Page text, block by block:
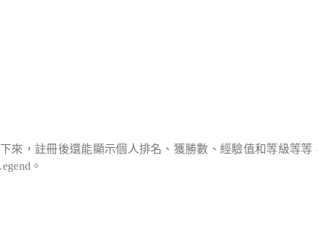
來，註冊後還能顯示個人排名、獲勝數、經驗值和等級等等
。